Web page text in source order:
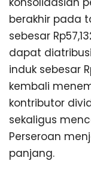
berakhir pada
sebesar
dapat
induk sebesar
kembali
kontributor
sekaligus
Perseroan
panjang.